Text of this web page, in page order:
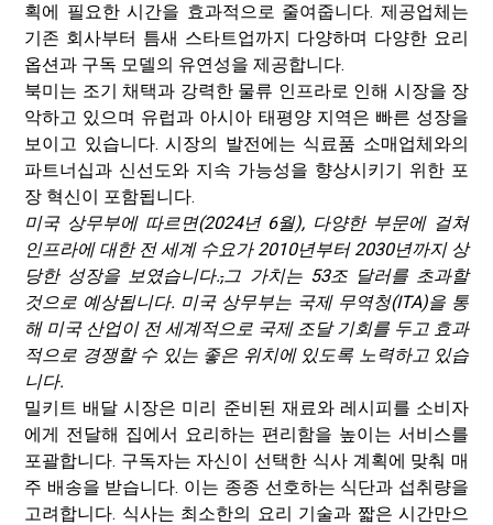
획에 필요한 시간을 효과적으로 줄여줍니다. 제공업체는
기존 회사부터 틈새 스타트업까지 다양하며 다양한 요리
옵션과 구독 모델의 유연성을 제공합니다.
북미는 조기 채택과 강력한 물류 인프라로 인해 시장을 장
악하고 있으며 유럽과 아시아 태평양 지역은 빠른 성장을
보이고 있습니다. 시장의 발전에는 식료품 소매업체와의
파트너십과 신선도와 지속 가능성을 향상시키기 위한 포
장 혁신이 포함됩니다.
미국 상무부에 따르면(2024년 6월), 다양한 부문에 걸쳐
인프라에 대한 전 세계 수요가 2010년부터 2030년까지 상
당한 성장을 보였습니다.,그 가치는 53조 달러를 초과할
것으로 예상됩니다. 미국 상무부는 국제 무역청(ITA)을 통
해 미국 산업이 전 세계적으로 국제 조달 기회를 두고 효과
적으로 경쟁할 수 있는 좋은 위치에 있도록 노력하고 있습
니다.
밀키트 배달 시장은 미리 준비된 재료와 레시피를 소비자
에게 전달해 집에서 요리하는 편리함을 높이는 서비스를
포괄합니다. 구독자는 자신이 선택한 식사 계획에 맞춰 매
주 배송을 받습니다. 이는 종종 선호하는 식단과 섭취량을
고려합니다. 식사는 최소한의 요리 기술과 짧은 시간만으